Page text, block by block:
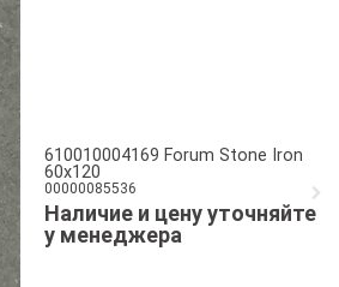
610010004169 Forum Stone Iron
60x120
00000085536
Наличие и цену уточняйте
у менеджера